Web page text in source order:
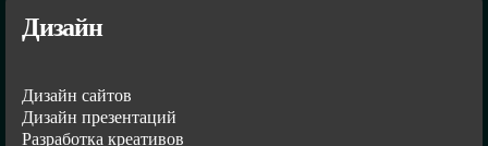
Дизайн
Дизайн сайтов
Дизайн презентаций
Разработка креативов